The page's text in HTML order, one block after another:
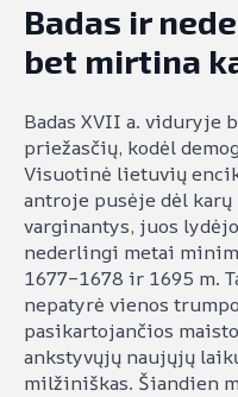
Badas ir
bet mirtina
Badas XVII a. viduryje
priežasčių, kodėl
Visuotinė lietuvių
antroje pusėje dėl
varginantys, juos
nederlingi metai
1677–1678 ir 1695 m.
nepatyrė vienos
pasikartojančios
ankstyvųjų naujųjų
milžiniškas. Šiandien